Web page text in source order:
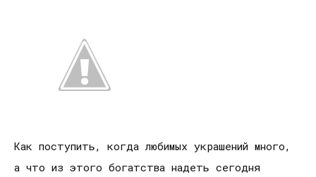
Как поступить, когда любимых украшений много,
а что из этого богатства надеть сегодня